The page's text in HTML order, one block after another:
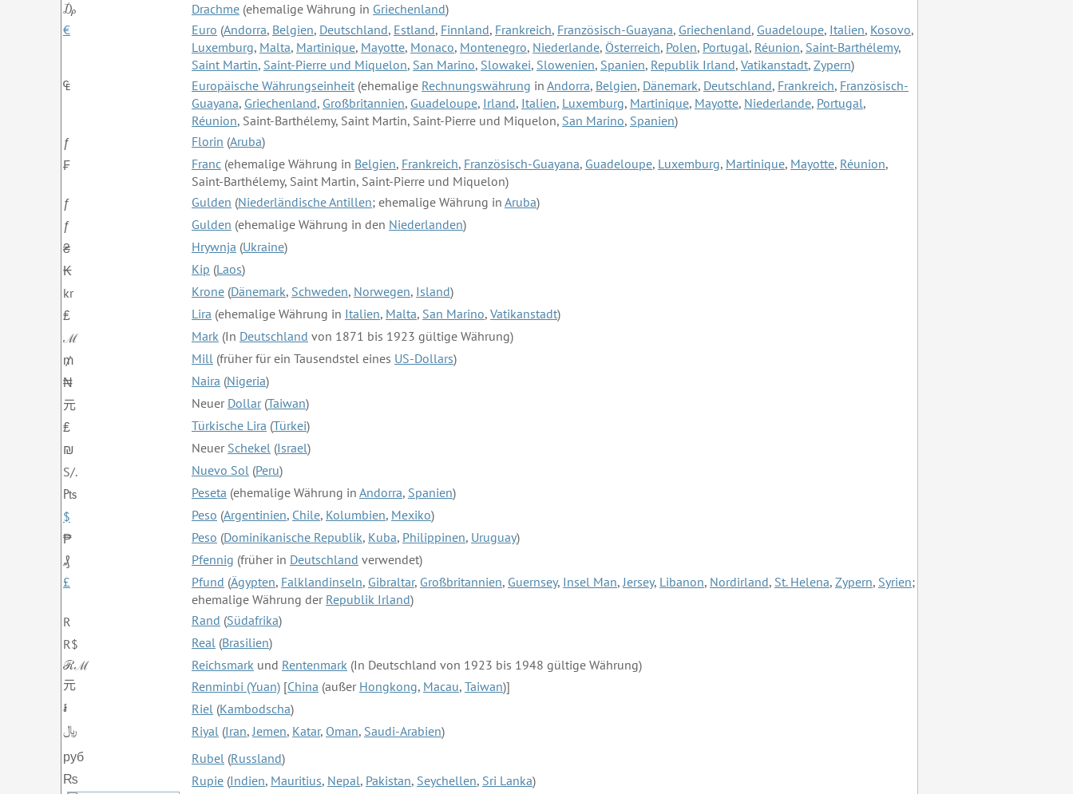
₯
Drachme (ehemalige Währung in Griechenland)
€
Euro (Andorra, Belgien, Deutschland, Estland, Finnland, Frankreich, Französisch-Guayana, Griechenland, Guadeloupe, Italien, Kosovo,
Luxemburg, Malta, Martinique, Mayotte, Monaco, Montenegro, Niederlande, Österreich, Polen, Portugal, Réunion, Saint-Barthélemy,
Saint Martin, Saint-Pierre und Miquelon, San Marino, Slowakei, Slowenien, Spanien, Republik Irland, Vatikanstadt, Zypern)
₠
Europäische Währungseinheit (ehemalige Rechnungswährung in Andorra, Belgien, Dänemark, Deutschland, Frankreich, Französisch-
Guayana, Griechenland, Großbritannien, Guadeloupe, Irland, Italien, Luxemburg, Martinique, Mayotte, Niederlande, Portugal,
Réunion, Saint-Barthélemy, Saint Martin, Saint-Pierre und Miquelon, San Marino, Spanien)
ƒ
Florin (Aruba)
₣
Franc (ehemalige Währung in Belgien, Frankreich, Französisch-Guayana, Guadeloupe, Luxemburg, Martinique, Mayotte, Réunion,
Saint-Barthélemy, Saint Martin, Saint-Pierre und Miquelon)
ƒ
Gulden (Niederländische Antillen; ehemalige Währung in Aruba)
ƒ
Gulden (ehemalige Währung in den Niederlanden)
₴
Hrywnja (Ukraine)
₭
Kip (Laos)
kr
Krone (Dänemark, Schweden, Norwegen, Island)
₤
Lira (ehemalige Währung in Italien, Malta, San Marino, Vatikanstadt)
ℳ
Mark (In Deutschland von 1871 bis 1923 gültige Währung)
₥
Mill (früher für ein Tausendstel eines US-Dollars)
₦
Naira (Nigeria)
元
Neuer Dollar(Taiwan)
₤
Türkische Lira (Türkei)
₪
Neuer Schekel (Israel)
S/.
Nuevo Sol (Peru)
₧
Peseta (ehemalige Währung in Andorra, Spanien)
$
Peso (Argentinien, Chile, Kolumbien, Mexiko)
₱
Peso (Dominikanische Republik, Kuba, Philippinen, Uruguay)
₰
Pfennig (früher in Deutschland verwendet)
£
Pfund (Ägypten, Falklandinseln, Gibraltar, Großbritannien, Guernsey, Insel Man,Jersey, Libanon, Nordirland, St. Helena, Zypern, Syrien;
ehemalige Währung der Republik Irland)
R
Rand (Südafrika)
R$
Real (Brasilien)
ℛℳ
Reichsmark und Rentenmark (In Deutschland von 1923 bis 1948 gültige Währung)
元
Renminbi (Yuan) [China (außer Hongkong, Macau, Taiwan)]
៛
Riel (Kambodscha)
﷼
Riyal (Iran,Jemen, Katar, Oman, Saudi-Arabien)
руб
Rubel (Russland)
₨
Rupie (Indien, Mauritius, Nepal, Pakistan, Seychellen, Sri Lanka)